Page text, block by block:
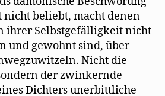
nicht beliebt, macht denen
ihrer Selbstgefälligkeit nicht
und gewohnt sind, über
Nicht die
der zwinkernde
Dichters unerbittliche